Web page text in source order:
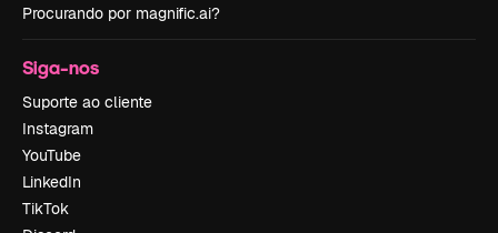
Procurando por magnific.ai?
Siga-nos
Suporte ao cliente
Instagram
YouTube
LinkedIn
TikTok